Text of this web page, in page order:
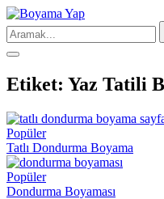
Etiket: Yaz Tatili
Popüler
Tatlı Dondurma Boyama
Popüler
Dondurma Boyaması